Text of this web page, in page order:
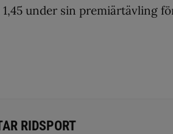
1,45 under sin premiärtävling
RIDSPORT